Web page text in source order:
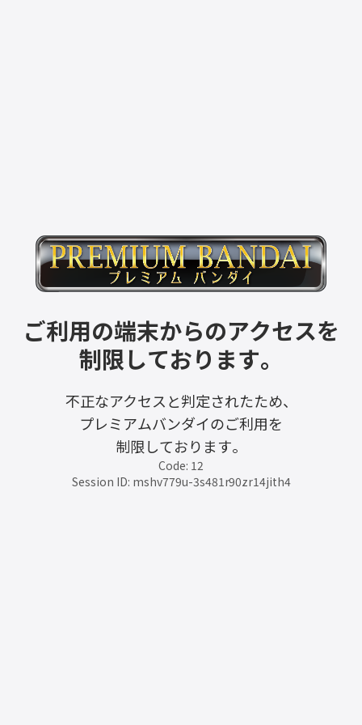
ご利用の端末からのアクセスを
制限しております。
不正なアクセスと判定されたため、
プレミアムバンダイのご利用を
制限しております。
Code: 12
Session ID: mshv779u-3s481r90zr14jith4